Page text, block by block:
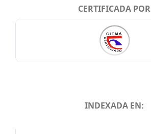
CERTIFICADA POR
INDEXADA EN: